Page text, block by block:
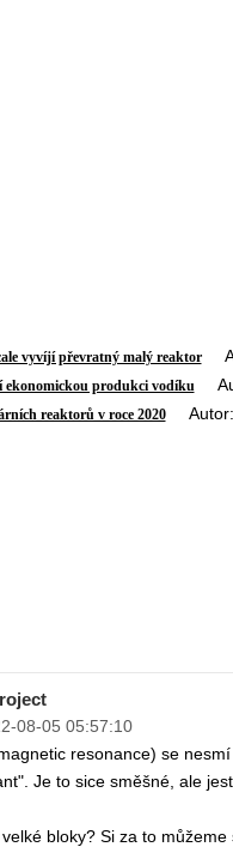
vyvíjí převratný malý reaktor
produkci vodíku
reaktorů v roce 2020Autor:
08-05 05:57:10
resonance) se
Je to sice směšné, ale
bloky? Si za to